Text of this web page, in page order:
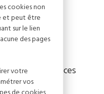
Espèces
cookies non
et peut être
sur le lien
des pages
votre
vos